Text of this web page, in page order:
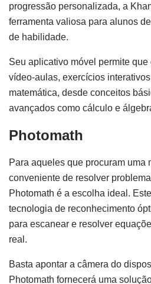
progressão personalizada, a
ferramenta valiosa para alunos
de habilidade.
Seu aplicativo móvel permite
vídeo-aulas, exercícios
matemática, desde conceitos
avançados como cálculo e
Photomath
Para aqueles que procuram uma
conveniente de resolver
Photomath é a escolha ideal.
tecnologia de reconhecimento
para escanear e resolver
real.
Basta apontar a câmera do
Photomath fornecerá uma